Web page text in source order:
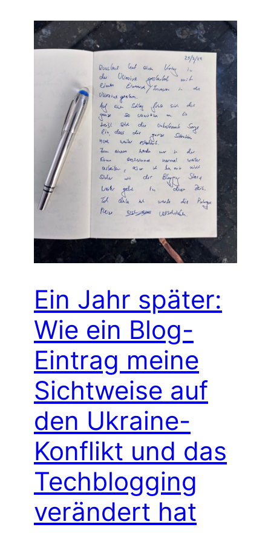
Ein Jahr später:
Wie ein Blog-
Eintrag meine
Sichtweise auf
den Ukraine-
Konflikt und das
Techblogging
verändert hat